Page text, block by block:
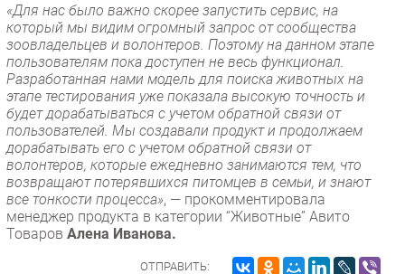
«Для нас было важно скорее запустить сервис, на
который мы видим огромный запрос от сообщества
зоовладельцев и волонтеров. Поэтому на данном этапе
пользователям пока доступен не весь функционал.
Разработанная нами модель для поиска животных на
этапе тестирования уже показала высокую точность и
будет дорабатываться с учетом обратной связи от
пользователей. Мы создавали продукт и продолжаем
дорабатывать его с учетом обратной связи от
волонтеров, которые ежедневно занимаются тем, что
возвращают потерявшихся питомцев в семьи, и знают
все тонкости процесса», — прокомментировала
менеджер продукта в категории “Животные” Авито
Товаров Алена Иванова.
ОТПРАВИТЬ: